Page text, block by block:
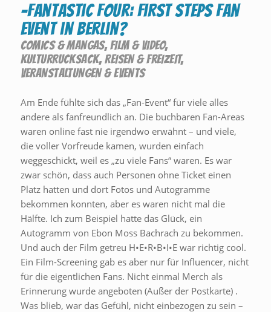
-Fantastic Four: First Steps Fan
Event in Berlin?
COMICS & MANGAS, FILM & VIDEO,
KULTURRUCKSACK,REISEN & FREIZEIT,
VERANSTALTUNGEN & EVENTS
Am Ende fühlte sich das „Fan-Event“ für viele alles
andere als fanfreundlich an. Die buchbaren Fan-Areas
waren online fast nie irgendwo erwähnt – und viele,
die voller Vorfreude kamen, wurden einfach
weggeschickt, weil es „zu viele Fans“ waren. Es war
zwar schön, dass auch Personen ohne Ticket einen
Platz hatten und dort Fotos und Autogramme
bekommen konnten, aber es waren nicht mal die
Hälfte. Ich zum Beispiel hatte das Glück, ein
Autogramm von Ebon Moss Bachrach zu bekommen.
Und auch der Film getreu H•E•R•B•I•E war richtig cool.
Ein Film-Screening gab es aber nur für Influencer, nicht
für die eigentlichen Fans. Nicht einmal Merch als
Erinnerung wurde angeboten (Außer der Postkarte) .
Was blieb, war das Gefühl, nicht einbezogen zu sein –